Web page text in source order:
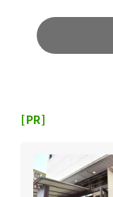
[PR]